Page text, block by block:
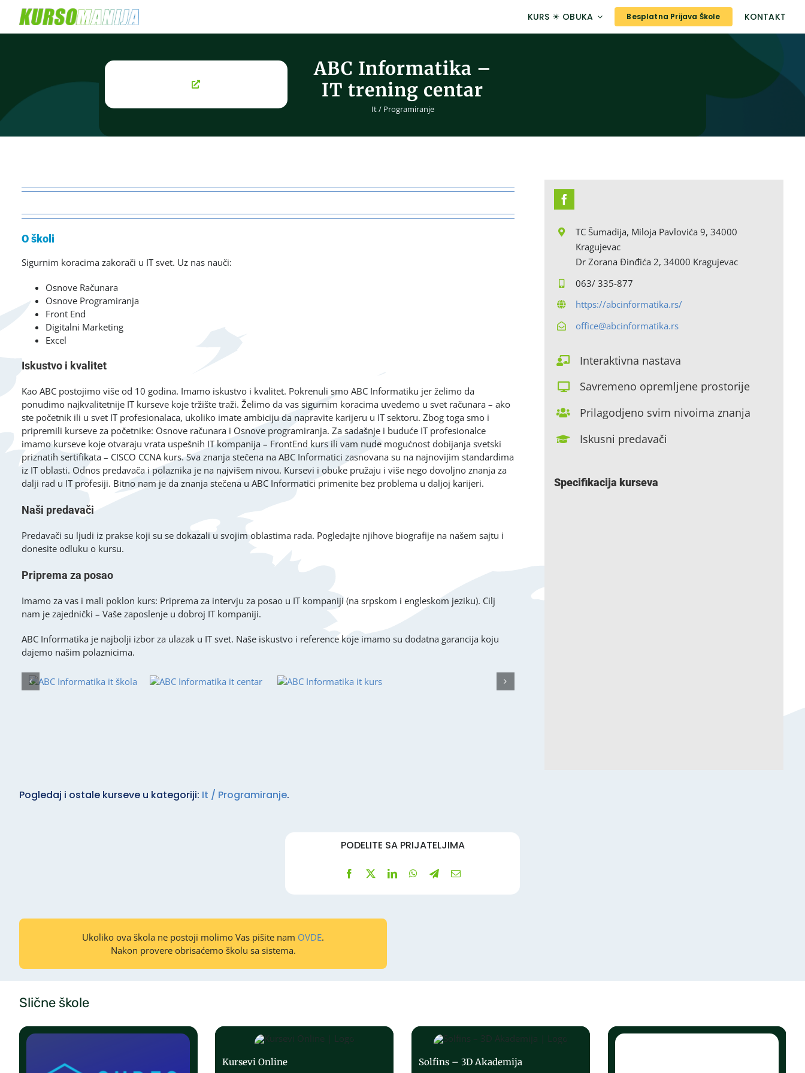
content
KURS ☀ OBUKA Besplatna Prijava Škole KONTAKT
ABC Informatika –
IT trening centar
It / Programiranje
O školi
Sigurnim koracima zakorači u IT svet. Uz nas nauči:
Osnove Računara
Osnove Programiranja
Front End
Digitalni Marketing
Excel
Iskustvo i kvalitet
Kao ABC postojimo više od 10 godina. Imamo iskustvo i kvalitet. Pokrenuli smo ABC Informatiku jer želimo da
ponudimo najkvalitetnije IT kurseve koje tržište traži. Želimo da vas sigurnim koracima uvedemo u svet računara – ako
ste početnik ili u svet IT profesionalaca, ukoliko imate ambiciju da napravite karijeru u IT sektoru. Zbog toga smo i
pripremili kurseve za početnike: Osnove računara i Osnove programiranja. Za sadašnje i buduće IT profesionalce
imamo kurseve koje otvaraju vrata uspešnih IT kompanija – FrontEnd kurs ili vam nude mogućnost dobijanja svetski
priznatih sertifikata – CISCO CCNA kurs. Sva znanja stečena na ABC Informatici zasnovana su na najnovijim standardima
iz IT oblasti. Odnos predavača i polaznika je na najvišem nivou. Kursevi i obuke pružaju i više nego dovoljno znanja za
dalji rad u IT profesiji. Bitno nam je da znanja stečena u ABC Informatici primenite bez problema u daljoj karijeri.
Naši predavači
Predavači su ljudi iz prakse koji su se dokazali u svojim oblastima rada. Pogledajte njihove biografije na našem sajtu i
donesite odluku o kursu.
Priprema za posao
Imamo za vas i mali poklon kurs: Priprema za intervju za posao u IT kompaniji (na srpskom i engleskom jeziku). Cilj
nam je zajednički – Vaše zaposlenje u dobroj IT kompaniji.
ABC Informatika je najbolji izbor za ulazak u IT svet. Naše iskustvo i reference koje imamo su dodatna garancija koju
dajemo našim polaznicima.
TC Šumadija, Miloja Pavlovića 9, 34000
Kragujevac
Dr Zorana Đinđića 2, 34000 Kragujevac
063/ 335-877
https://abcinformatika.rs/
office@abcinformatika.rs
Interaktivna nastava
Savremeno opremljene prostorije
Prilagodjeno svim nivoima znanja
Iskusni predavači
Specifikacija kurseva
Pogledaj i ostale kurseve u kategoriji: It / Programiranje.
PODELITE SA PRIJATELJIMA
Ukoliko ova škola ne postoji molimo Vas pišite nam OVDE.
Nakon provere obrisaćemo školu sa sistema.
Slične škole
Kursevi Online Solfins – 3D Akademija